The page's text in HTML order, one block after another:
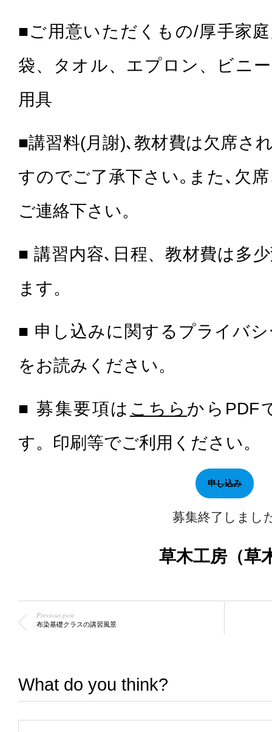
■ご用意いただくもの/厚手家
袋、タオル、エプロン、ビニ
用具
■講習料(月謝)､教材費は欠席さ
すのでご了承下さい｡また､欠
ご連絡下さい。
■ 講習内容､日程、教材費は多
ます。
■ 申し込みに関するプライバ
をお読みください。
■ 募集要項は こちら からPDF
す。印刷等でご利用ください。
申し込み
募集終了しまし
草木工房（草
Previous post
布染基礎クラスの講習風景
What do you think?